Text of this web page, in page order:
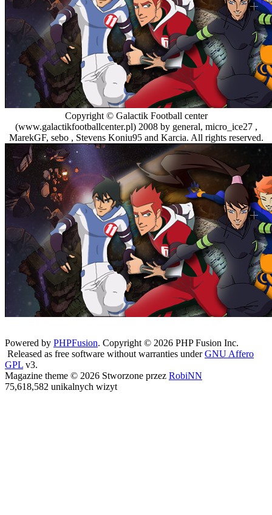
Copyright © Galactik Football center
(www.galactikfootballcenter.pl) 2008 by general, micro_ice27 ,
MarekGF, sebo , Stevens Koniu95 and Karcia. All rights reserved.
Powered by PHPFusion. Copyright © 2026 PHP Fusion Inc.
Released as free software without warranties underGNU Affero
GPL v3.
Magazine theme © 2026 Stworzone przez RobiNN
75,618,582 unikalnych wizyt